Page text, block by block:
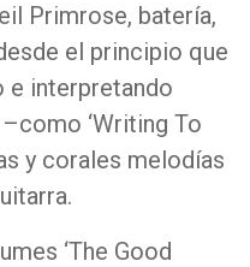
Primrose, batería,
el principio que
e interpretando
‘Writing To
y corales melodías
‘The Good